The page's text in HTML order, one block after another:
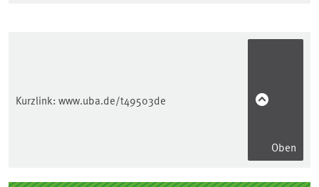
Kurzlink: www.uba.de/t49503de
Oben